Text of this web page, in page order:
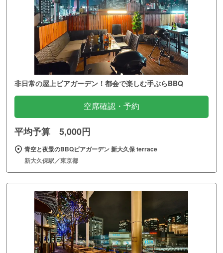
非日常の屋上ビアガーデン！都会で楽しむ手ぶらBBQ
空席確認・予約
平均予算 5,000円
青空と夜景のBBQビアガーデン 新大久保 terrace
新大久保駅／東京都